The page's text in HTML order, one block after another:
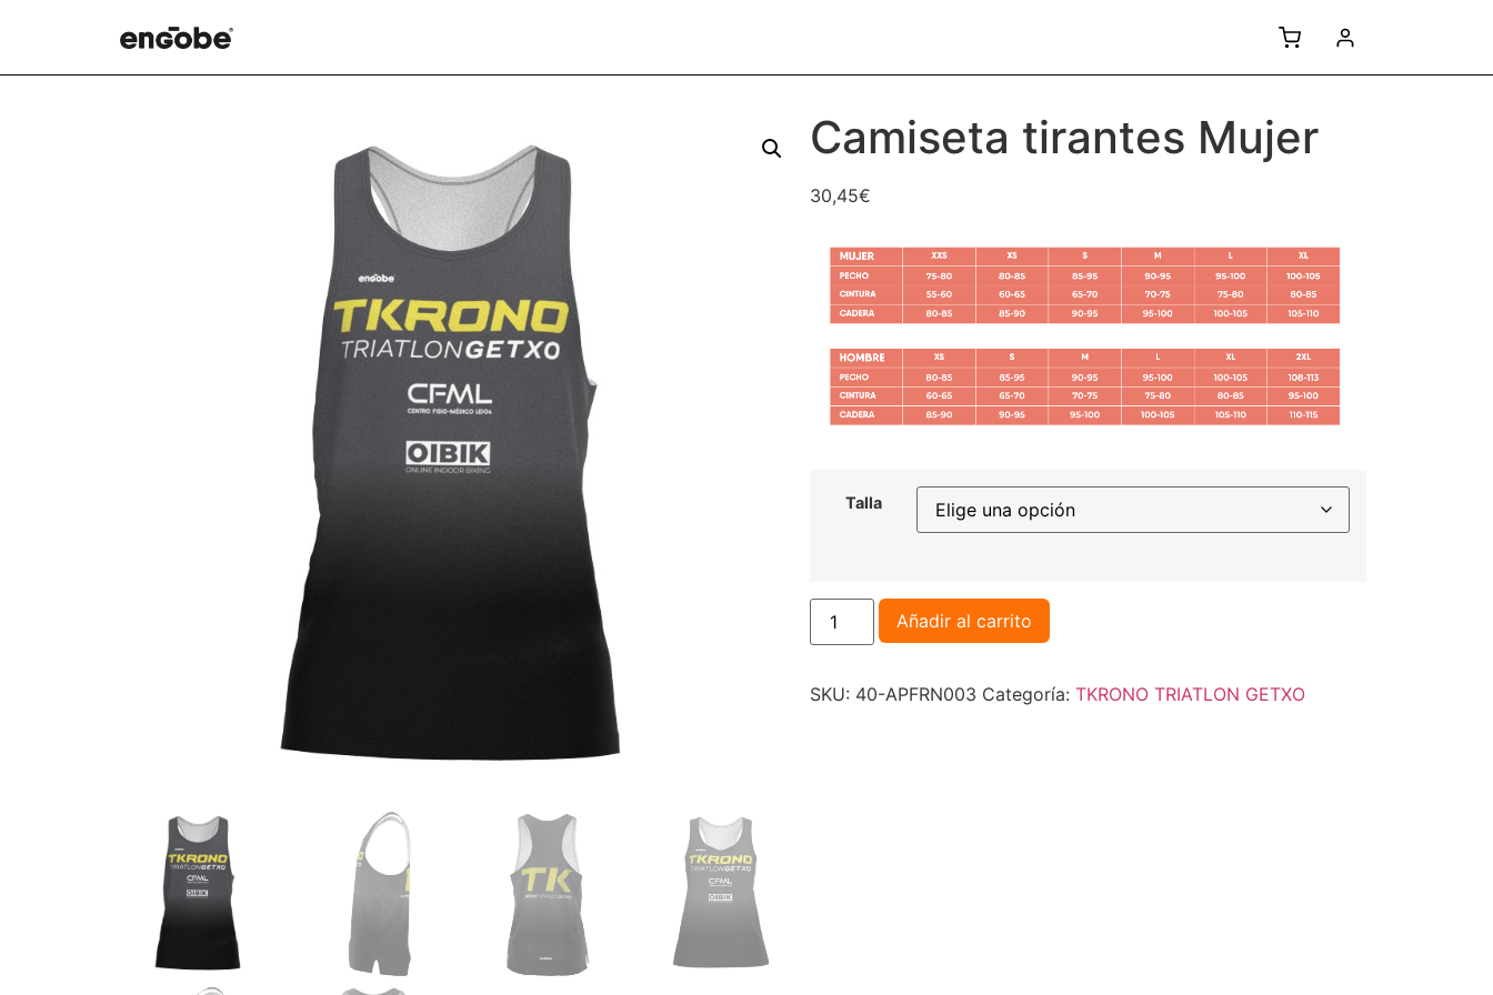
Camiseta tirantes Mujer
30,45€
Talla
Añadir al carrito
SKU: 40-APFRN003 Categoría: TKRONO TRIATLON GETXO